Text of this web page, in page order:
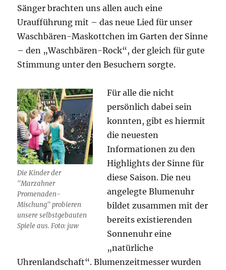
Sänger brachten uns allen auch eine
Uraufführung mit – das neue Lied für unser
Waschbären-Maskottchen im Garten der Sinne
– den „Waschbären-Rock“, der gleich für gute
Stimmung unter den Besuchern sorgte.
Die Kinder der
"Marzahner
Promenaden-
Mischung" probieren
unsere selbstgebauten
Spiele aus. Foto: juw
Für alle die nicht
persönlich dabei sein
konnten, gibt es hiermit
die neuesten
Informationen zu den
Highlights der Sinne für
diese Saison. Die neu
angelegte Blumenuhr
bildet zusammen mit der
bereits existierenden
Sonnenuhr eine
„natürliche
Uhrenlandschaft“. Blumenzeitmesser wurden